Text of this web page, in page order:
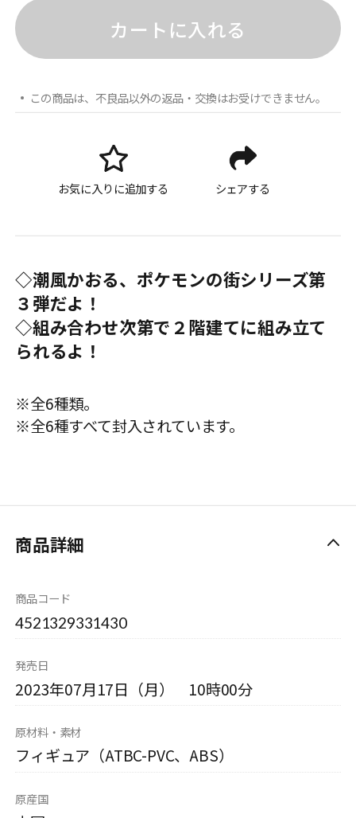
カートに入れる
この商品は、不良品以外の返品・交換はお受けできません。
お気に入りに追加する シェアする
◇潮風かおる、ポケモンの街シリーズ第
３弾だよ！
◇組み合わせ次第で２階建てに組み立て
られるよ！
※全6種類。
※全6種すべて封入されています。
商品詳細
商品コード
4521329331430
発売日
2023年07月17日（月） 10時00分
原材料・素材
フィギュア（ATBC-PVC、ABS）
原産国